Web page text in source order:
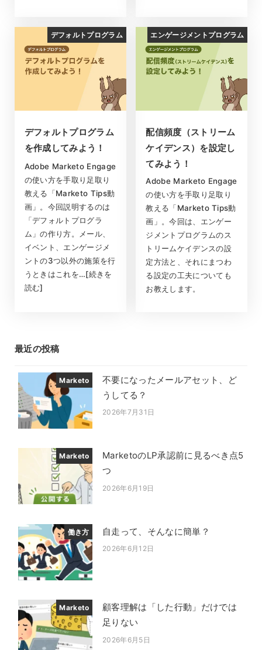
デフォルトプログラム
デフォルトプログラム
を作成してみよう！
Adobe Marketo Engage
の使い方を手取り足取り
教える「Marketo Tips動
画」。今回説明するのは
「デフォルトプログラ
ム」の作り方。メール、
イベント、エンゲージメ
ントの3つ以外の施策を行
うときはこれを…[続きを
読む]
エンゲージメントプログラム
配信頻度（ストリーム
ケイデンス）を設定し
てみよう！
Adobe Marketo Engage
の使い方を手取り足取り
教える「Marketo Tips動
画」。今回は、エンゲー
ジメントプログラムのス
トリームケイデンスの設
定方法と、それにまつわ
る設定の工夫についても
お教えします。
最近の投稿
Marketo
不要になったメールアセット、ど
うしてる？
投稿日
2026年7月31日
Marketo
MarketoのLP承認前に見るべき点5
つ
投稿日
2026年6月19日
働き方 自走って、そんなに簡単？
投稿日
2026年6月12日
Marketo
顧客理解は「した行動」だけでは
足りない
投稿日
2026年6月5日